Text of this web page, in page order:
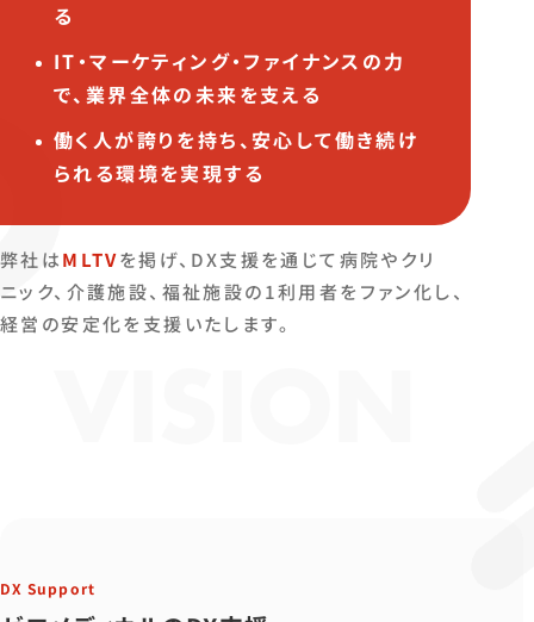
る
IT・マーケティング・ファイナンスの力
で、業界全体の未来を支える
働く人が誇りを持ち、安心して働き続け
られる環境を実現する
弊社はMLTVを掲げ、DX支援を通じて病院やクリ
ニック、介護施設、福祉施設の1利用者をファン化し、
経営の安定化を支援いたします。
DX Support